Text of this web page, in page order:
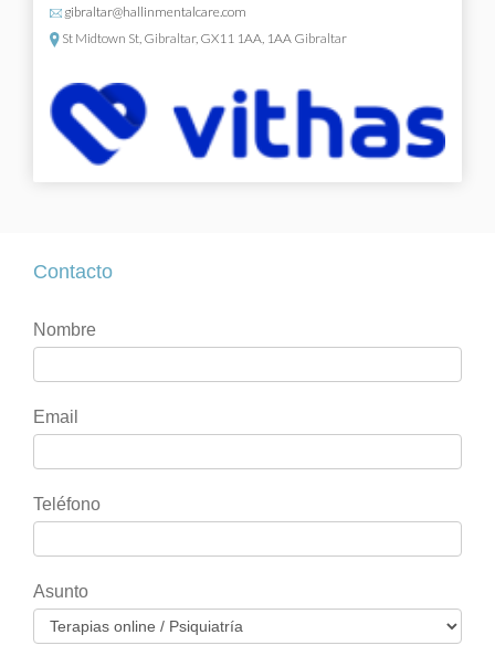
gibraltar@hallinmentalcare.com
St Midtown St, Gibraltar, GX11 1AA, 1AA Gibraltar
Contacto
Contacto
Si
eres
humano,
deja
este
blanco.
Nombre
Email
Teléfono
Asunto